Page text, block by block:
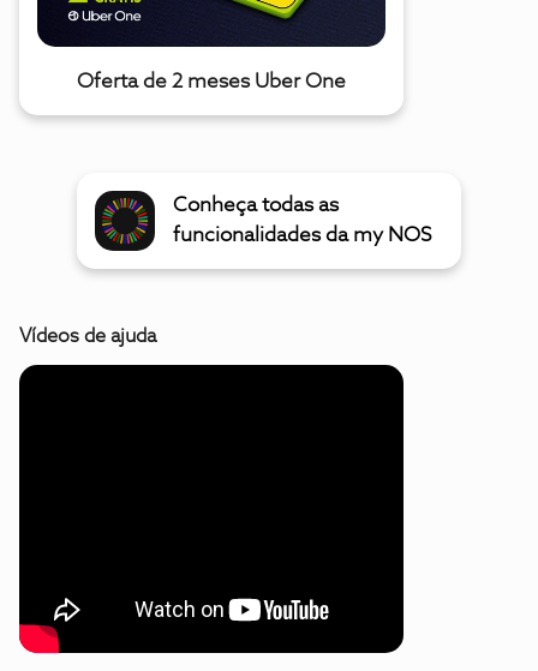
Oferta de 2 meses Uber One
Conheça todas as
funcionalidades da my NOS
Vídeos de ajuda